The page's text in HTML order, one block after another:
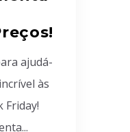
ajudá-
às
Friday!